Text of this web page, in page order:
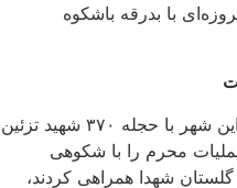
با بدرقه باشکوه
وی افزود: در این روز گوشه گوشه این شهر با حجله ۳۷۰ شهید تزئین
مطهر ۳۷۰ شهید عملیات محرم را با شکوهی
شهدا همراهی کردند،